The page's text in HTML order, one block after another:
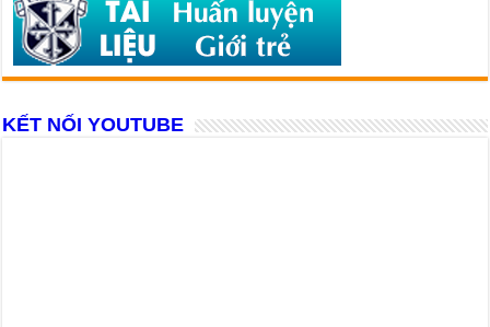
KẾT NỐI YOUTUBE